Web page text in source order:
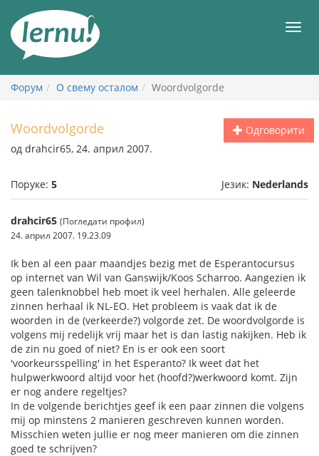
садржају
Форум О свему осталом Woordvolgorde
Одговорити
Woordvolgorde
од drahcir65, 24. април 2007.
Поруке: 5 Језик: Nederlands
drahcir65 (Погледати профил)
24. април 2007. 19.23.09
Ik ben al een paar maandjes bezig met de Esperantocursus
op internet van Wil van Ganswijk/Koos Scharroo. Aangezien ik
geen talenknobbel heb moet ik veel herhalen. Alle geleerde
zinnen herhaal ik NL-EO. Het probleem is vaak dat ik de
woorden in de (verkeerde?) volgorde zet. De woordvolgorde is
volgens mij redelijk vrij maar het is dan lastig nakijken. Heb ik
de zin nu goed of niet? En is er ook een soort
'voorkeursspelling' in het Esperanto? Ik weet dat het
hulpwerkwoord altijd voor het (hoofd?)werkwoord komt. Zijn
er nog andere regeltjes?
In de volgende berichtjes geef ik een paar zinnen die volgens
mij op minstens 2 manieren geschreven kunnen worden.
Misschien weten jullie er nog meer manieren om die zinnen
goed te schrijven?